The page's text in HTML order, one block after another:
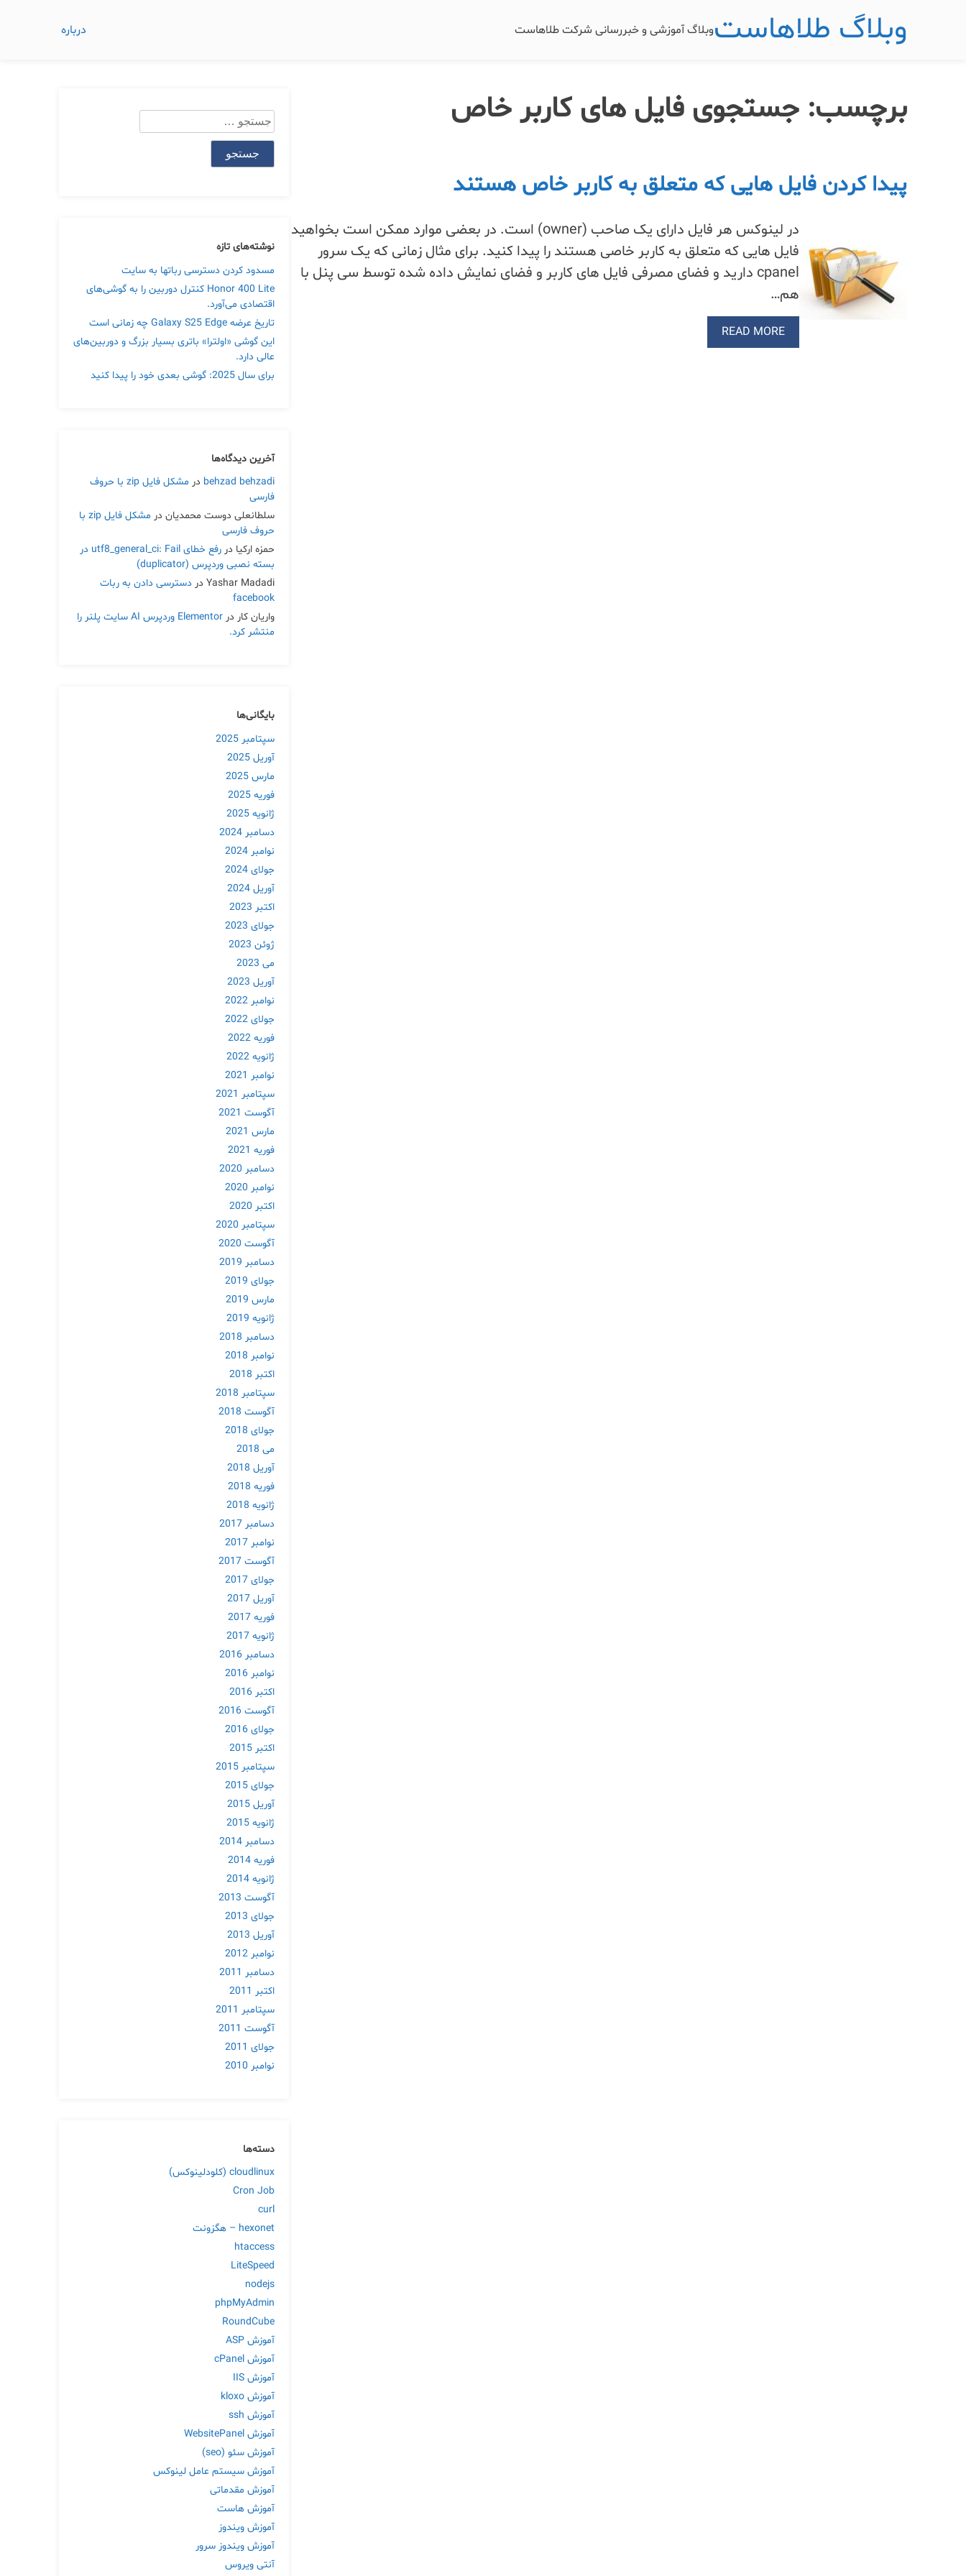
وبلاگ طلاهاستوبلاگ آموزشی و خبررسانی شرکت طلاهاست درباره
برچسب: جستجوی فایل های کاربر خاص
پیدا کردن فایل هایی که متعلق به کاربر خاص هستند
در لینوکس هر فایل دارای یک صاحب (owner) است. در بعضی موارد ممکن است بخواهید
فایل هایی که متعلق به کاربر خاصی هستند را پیدا کنید. برای مثال زمانی که یک سرور
cpanel دارید و فضای مصرفی فایل های کاربر و فضای نمایش داده شده توسط سی پنل با
هم…
READ MORE
جستجو
برای:
نوشته‌های تازه
مسدود کردن دسترسی رباتها به سایت
Honor 400 Lite کنترل دوربین را به گوشی‌های
اقتصادی می‌آورد.
تاریخ عرضه Galaxy S25 Edge چه زمانی است
این گوشی «اولترا» باتری بسیار بزرگ و دوربین‌های
عالی دارد.
برای سال 2025: گوشی بعدی خود را پیدا کنید
آخرین دیدگاه‌ها
behzad behzadi در
مشکل فایل zip با حروف
فارسی
سلطانعلی دوست محمدیان در
مشکل فایل zip با
حروف فارسی
حمزه ارکیا در
رفع خطای utf8_general_ci: Fail در
بسته نصبی وردپرس (duplicator)
Yashar Madadi در دسترسی دادن به ربات
facebook
واریان کار در
Elementor وردپرس AI سایت پلنر را
منتشر کرد.
بایگانی‌ها
سپتامبر 2025
آوریل 2025
مارس 2025
فوریه 2025
ژانویه 2025
دسامبر 2024
نوامبر 2024
جولای 2024
آوریل 2024
اکتبر 2023
جولای 2023
ژوئن 2023
می 2023
آوریل 2023
نوامبر 2022
جولای 2022
فوریه 2022
ژانویه 2022
نوامبر 2021
سپتامبر 2021
آگوست 2021
مارس 2021
فوریه 2021
دسامبر 2020
نوامبر 2020
اکتبر 2020
سپتامبر 2020
آگوست 2020
دسامبر 2019
جولای 2019
مارس 2019
ژانویه 2019
دسامبر 2018
نوامبر 2018
اکتبر 2018
سپتامبر 2018
آگوست 2018
جولای 2018
می 2018
آوریل 2018
فوریه 2018
ژانویه 2018
دسامبر 2017
نوامبر 2017
آگوست 2017
جولای 2017
آوریل 2017
فوریه 2017
ژانویه 2017
دسامبر 2016
نوامبر 2016
اکتبر 2016
آگوست 2016
جولای 2016
اکتبر 2015
سپتامبر 2015
جولای 2015
آوریل 2015
ژانویه 2015
دسامبر 2014
فوریه 2014
ژانویه 2014
آگوست 2013
جولای 2013
آوریل 2013
نوامبر 2012
دسامبر 2011
اکتبر 2011
سپتامبر 2011
آگوست 2011
جولای 2011
نوامبر 2010
دسته‌ها
cloudlinux (کلودلینوکس)
Cron Job
curl
hexonet – هگزونت
htaccess
LiteSpeed
nodejs
phpMyAdmin
RoundCube
آموزش ASP
آموزش cPanel
آموزش IIS
آموزش kloxo
آموزش ssh
آموزش WebsitePanel
آموزش سئو (seo)
آموزش سیستم عامل لینوکس
آموزش مقدماتی
آموزش هاست
آموزش ویندوز
آموزش ویندوز سرور
آنتی ویروس